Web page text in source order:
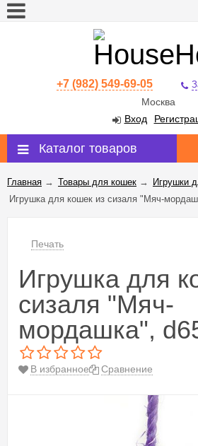
+7 (982) 549-69-05
Москва
Вход
Каталог товаров
Главная → Товары для кошек → Игрушки
Игрушка для кошек из сизаля "Мяч-
Печать
Игрушка для
сизаля "Мяч-
мордашка",
В избранное Сравнение